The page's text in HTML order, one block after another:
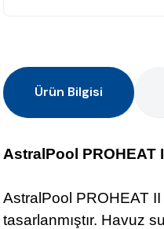
Ürün Bilgisi
AstralPool PROHEAT
AstralPool PROHEAT II
tasarlanmıştır. Havuz